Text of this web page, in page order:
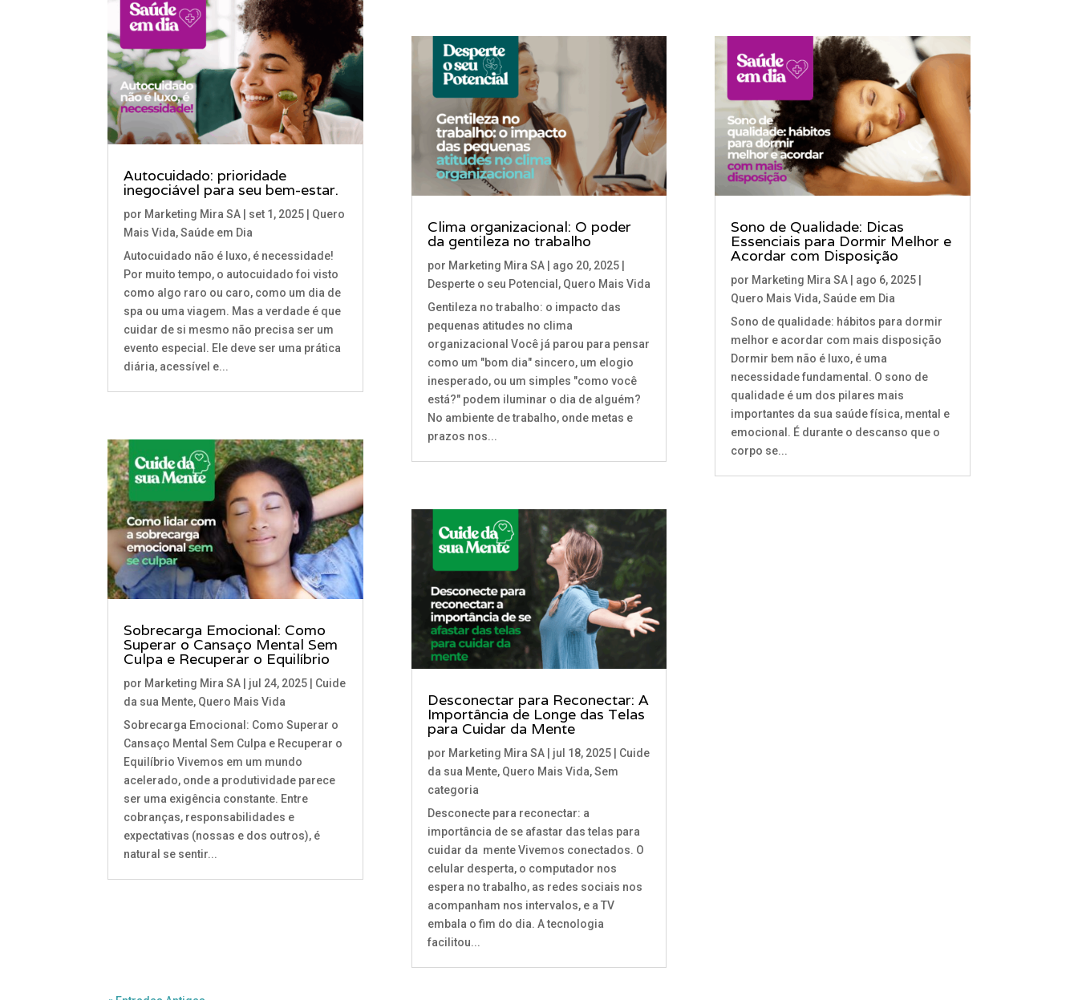
Autocuidado: prioridade
inegociável para seu bem-estar.
por Marketing Mira SA set 1, 2025
Quero
Mais Vida,Saúde em Dia
Autocuidado não é luxo, é necessidade!
Por muito tempo, o autocuidado foi visto
como algo raro ou caro, como um dia de
spa ou uma viagem. Mas a verdade é que
cuidar de si mesmo não precisa ser um
evento especial. Ele deve ser uma prática
diária, acessível e...
Sobrecarga Emocional: Como
Superar o Cansaço Mental Sem
Culpa e Recuperar o Equilíbrio
por Marketing Mira SA jul 24, 2025
Cuide
da sua Mente, Quero Mais Vida
Sobrecarga Emocional: Como Superar o
Cansaço Mental Sem Culpa e Recuperar o
Equilíbrio Vivemos em um mundo
acelerado, onde a produtividade parece
ser uma exigência constante. Entre
cobranças, responsabilidades e
expectativas (nossas e dos outros), é
natural se sentir...
Clima organizacional: O poder
da gentileza no trabalho
por Marketing Mira SA| ago 20, 2025|
Desperte o seu Potencial , Quero Mais Vida
Gentileza no trabalho: o impacto das
pequenas atitudes no clima
organizacional Você já parou para pensar
como um "bom dia" sincero, um elogio
inesperado, ou um simples "como você
está?" podem iluminar o dia de alguém?
No ambiente de trabalho, onde metas e
prazos nos...
Desconectar para Reconectar: A
Importância de Longe das Telas
para Cuidar da Mente
por Marketing Mira SA| jul 18, 2025| Cuide
da sua Mente, Quero Mais Vida,Sem
categoria
Desconecte para reconectar: a
importância de se afastar das telas para
cuidar da mente Vivemos conectados. O
celular desperta, o computador nos
espera no trabalho, as redes sociais nos
acompanham nos intervalos, e a TV
embala o fim do dia. A tecnologia
facilitou...
Sono de Qualidade: Dicas
Essenciais para Dormir Melhor e
Acordar com Disposição
por Marketing Mira SA| ago 6, 2025|
Quero Mais Vida,Saúde em Dia
Sono de qualidade: hábitos para dormir
melhor e acordar com mais disposição
Dormir bem não é luxo, é uma
necessidade fundamental. O sono de
qualidade é um dos pilares mais
importantes da sua saúde física, mental e
emocional. É durante o descanso que o
corpo se...